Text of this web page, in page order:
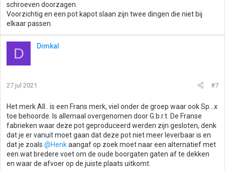
schroeven doorzagen.
Voorzichtig en een pot kapot slaan zijn twee dingen die niet bij
elkaar passen.
D Dimkal
27 jul 2021 #7
Het merk All.. is een Frans merk, viel onder de groep waar ook Sp...x
toe behoorde. Is allemaal overgenomen door G.b.r.t. De Franse
fabrieken waar deze pot geproduceerd werden zijn gesloten, denk
dat je er vanuit moet gaan dat deze pot niet meer leverbaar is en
dat je zoals @Henkaangaf op zoek moet naar een alternatief met
een wat bredere voet om de oude boorgaten gaten af te dekken
en waar de afvoer op de juiste plaats uitkomt.